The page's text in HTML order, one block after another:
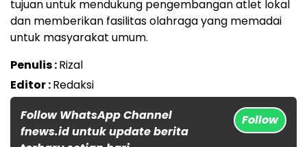
tujuan untuk mendukung pengembangan atlet lokal
dan memberikan fasilitas olahraga yang memadai
untuk masyarakat umum.
Penulis :Rizal
Editor :Redaksi
Follow WhatsApp Channel
fnews.id untuk update berita
Follow